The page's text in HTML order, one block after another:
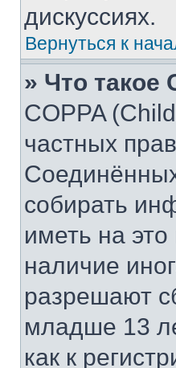
дискуссиях.
Вернуться к
» Что такое
COPPA
частных
собирать
иметь на
наличие
разрешают
младше 13
как к